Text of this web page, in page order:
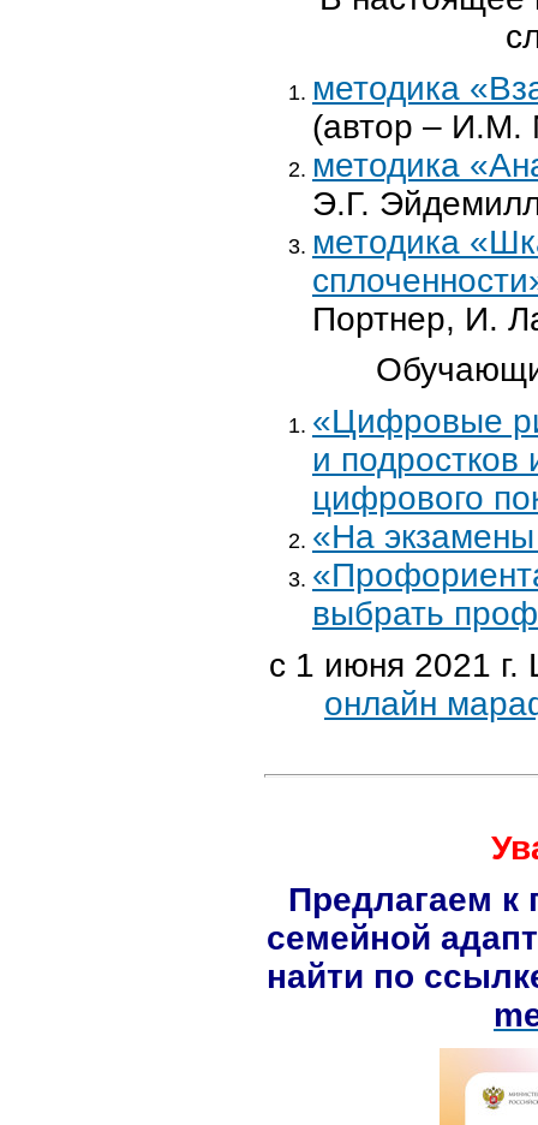
методика
(автор – И.М.
методика
Э.Г.
методика
Портнер, И.
«Цифровые
и
цифрового
«На
выбрать
с 1 июня 2021 г.
онлайн
Предлагаем к
семейной
найти по